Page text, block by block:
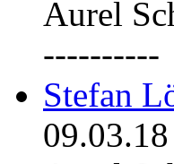
Aurel
----------
Stefan
09.03.18